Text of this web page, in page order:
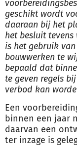
geschikt wordt
daaraan bij het
het besluit
is het gebruik
bouwwerken te
bepaald dat
te geven regels
verbod kan
Een
binnen een jaar
daarvan een
ter inzage is